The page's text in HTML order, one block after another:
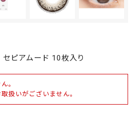
ピアムード 10枚入り
。
扱いがございません。